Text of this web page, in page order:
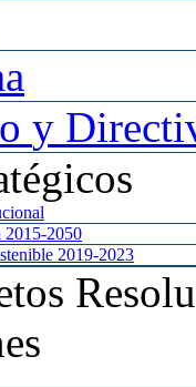
y
2015-2050
2019-2023